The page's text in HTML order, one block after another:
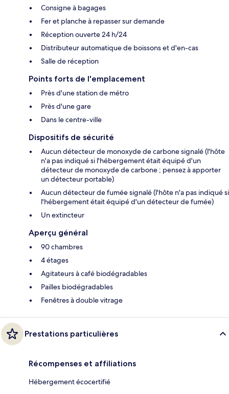
Consigne à bagages
Fer et planche à repasser sur demande
Réception ouverte 24 h/24
Distributeur automatique de boissons et d'en-cas
Salle de réception
Points forts de l'emplacement
Près d'une station de métro
Près d'une gare
Dans le centre-ville
Dispositifs de sécurité
Aucun détecteur de monoxyde de carbone signalé (l'hôte
n'a pas indiqué si l'hébergement était équipé d'un
détecteur de monoxyde de carbone ; pensez à apporter
un détecteur portable)
Aucun détecteur de fumée signalé (l'hôte n'a pas indiqué si
l'hébergement était équipé d'un détecteur de fumée)
Un extincteur
Aperçu général
90 chambres
4 étages
Agitateurs à café biodégradables
Pailles biodégradables
Fenêtres à double vitrage
Prestations particulières
Récompenses et affiliations
Hébergement écocertifié